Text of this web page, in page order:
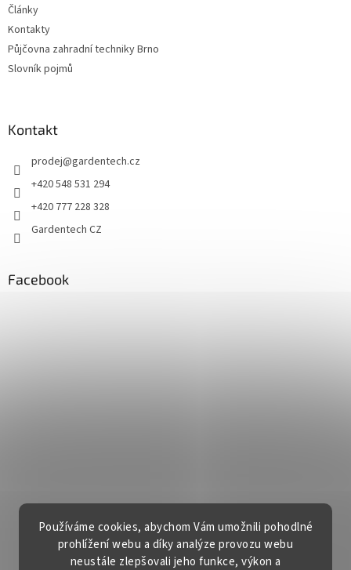
Používáme cookies, abychom Vám umožnili pohodlné
prohlížení webu a díky analýze provozu webu
neustále zlepšovali jeho funkce, výkon a
Články
Kontakty
Půjčovna zahradní techniky Brno
Slovník pojmů
Kontakt
prodej@gardentech.cz
+420 548 531 294
+420 777 228 328
Gardentech CZ
Facebook